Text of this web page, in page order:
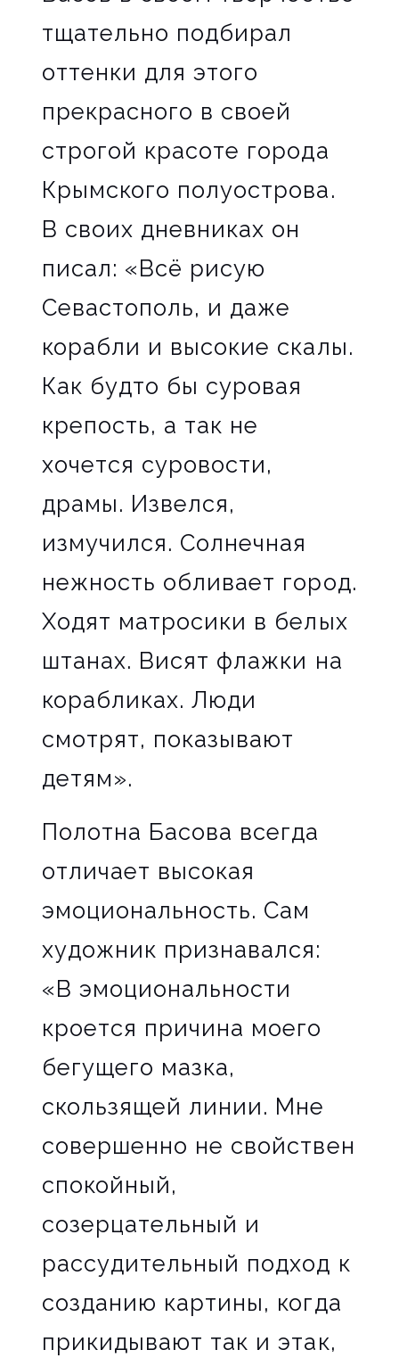
тщательно подбирал
оттенки для этого
прекрасного в своей
строгой красоте города
Крымского полуострова.
В своих дневниках он
писал: «Всё рисую
Севастополь, и даже
корабли и высокие скалы.
Как будто бы суровая
крепость, а так не
хочется суровости,
драмы. Извелся,
измучился. Солнечная
нежность обливает город.
Ходят матросики в белых
штанах. Висят флажки на
корабликах. Люди
смотрят, показывают
детям».
Полотна Басова всегда
отличает высокая
эмоциональность. Сам
художник признавался:
«В эмоциональности
кроется причина моего
бегущего мазка,
скользящей линии. Мне
совершенно не свойствен
спокойный,
созерцательный и
рассудительный подход к
созданию картины, когда
прикидывают так и этак,